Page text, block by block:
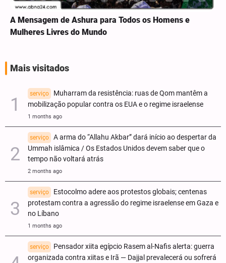
A Mensagem de Ashura para Todos os Homens e
Mulheres Livres do Mundo
Mais visitados
serviço
Muharram da resistência: ruas de Qom mantêm a
mobilização popular contra os EUA e o regime israelense
1 months ago
serviço
A arma do “Allahu Akbar” dará início ao despertar da
Ummah islâmica / Os Estados Unidos devem saber que o
tempo não voltará atrás
2 months ago
serviço
Estocolmo adere aos protestos globais; centenas
protestam contra a agressão do regime israelense em Gaza e
no Líbano
1 months ago
serviço
Pensador xiita egípcio Rasem al-Nafis alerta: guerra
organizada contra xiitas e Irã — Dajjal prevalecerá ou sofrerá